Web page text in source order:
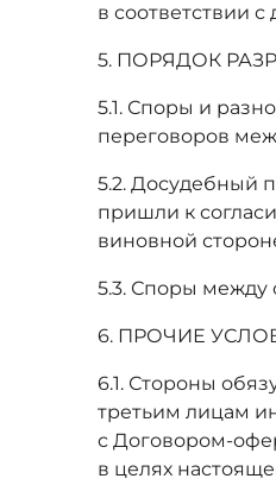
в соответствии
5. ПОРЯДОК
5.1. Споры и
переговоров
5.2. Досудебный
пришли к
виновной
5.3. Споры между
6. ПРОЧИЕ
6.1. Стороны
третьим лицам
с Договором-
в целях